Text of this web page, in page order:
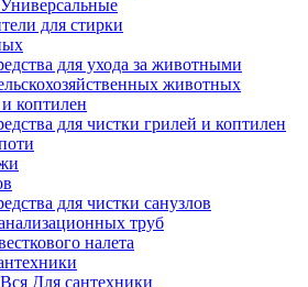
Универсальные
для стирки
для ухода за животными
животных
коптилен
для чистки грилей и коптилен
для чистки санузлов
труб
налета
Вся Для сантехники